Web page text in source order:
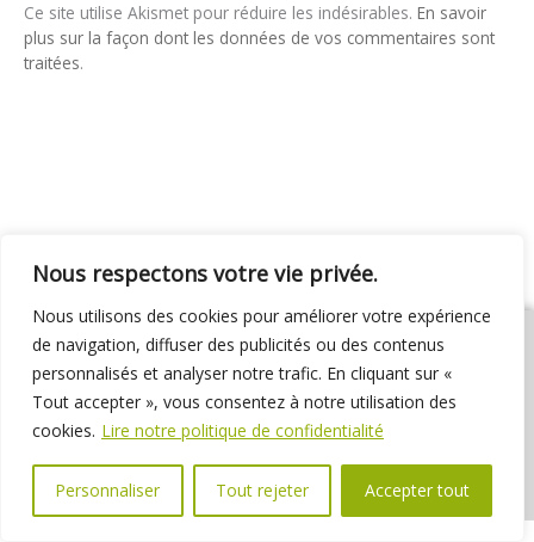
Nous respectons votre vie privée.
Nous utilisons des cookies pour améliorer votre expérience
de navigation, diffuser des publicités ou des contenus
personnalisés et analyser notre trafic. En cliquant sur «
Tout accepter », vous consentez à notre utilisation des
cookies. Lire notre politique de confidentialité
Personnaliser Tout rejeter Accepter tout
Ce site utilise Akismet pour réduire les indésirables. En savoir
plus sur la façon dont les données de vos commentaires sont
traitées.
01 69 31 72 10 01 69 31 37 31
Nous contacter
Espace élus
Marchés publics Délibérations